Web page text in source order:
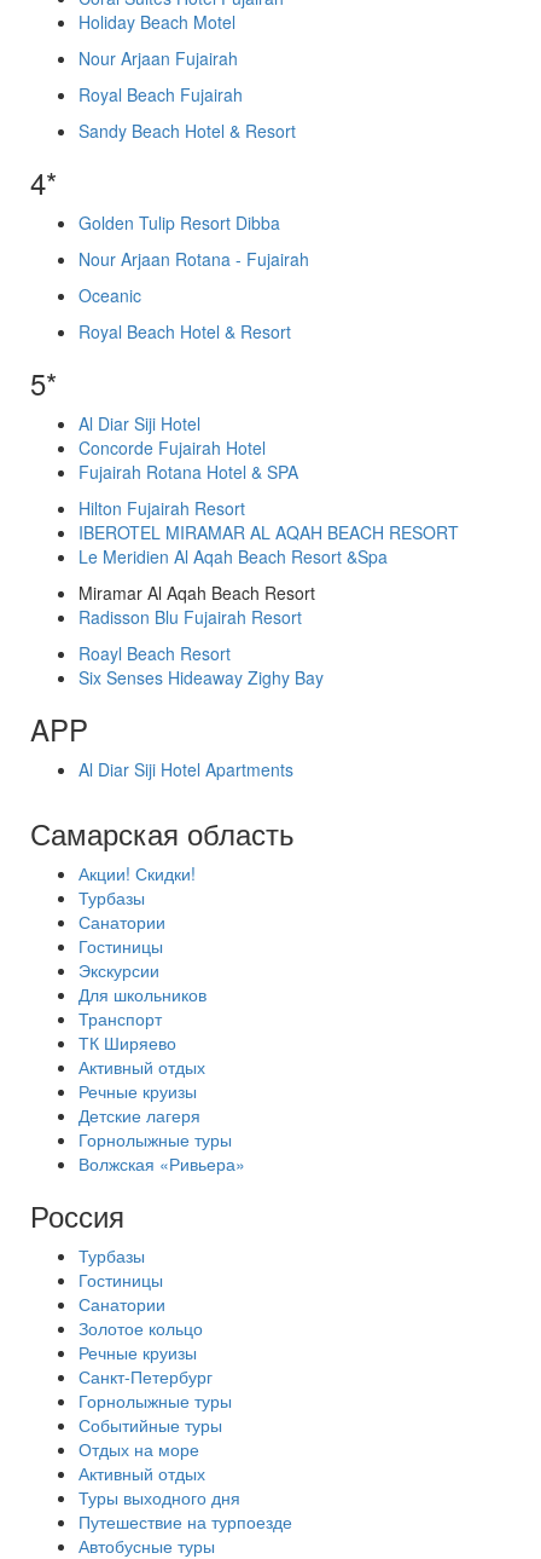
Holiday Beach Motel
Nour Arjaan Fujairah
Royal Beach Fujairah
Sandy Beach Hotel & Resort
4*
Golden Tulip Resort Dibba
Nour Arjaan Rotana - Fujairah
Oceanic
Royal Beach Hotel & Resort
5*
Al Diar Siji Hotel
Concorde Fujairah Hotel
Fujairah Rotana Hotel & SPA
Hilton Fujairah Resort
IBEROTEL MIRAMAR AL AQAH BEACH RESORT
Le Meridien Al Aqah Beach Resort &Spa
Miramar Al Aqah Beach Resort
Radisson Blu Fujairah Resort
Roayl Beach Resort
Six Senses Hideaway Zighy Bay
APP
Al Diar Siji Hotel Apartments
Самарская область
Акции! Скидки!
Турбазы
Санатории
Гостиницы
Экскурсии
Для школьников
Транспорт
ТК Ширяево
Активный отдых
Речные круизы
Детские лагеря
Горнолыжные туры
Волжская «Ривьера»
Россия
Турбазы
Гостиницы
Санатории
Золотое кольцо
Речные круизы
Санкт-Петербург
Горнолыжные туры
Событийные туры
Отдых на море
Активный отдых
Туры выходного дня
Путешествие на турпоезде
Автобусные туры